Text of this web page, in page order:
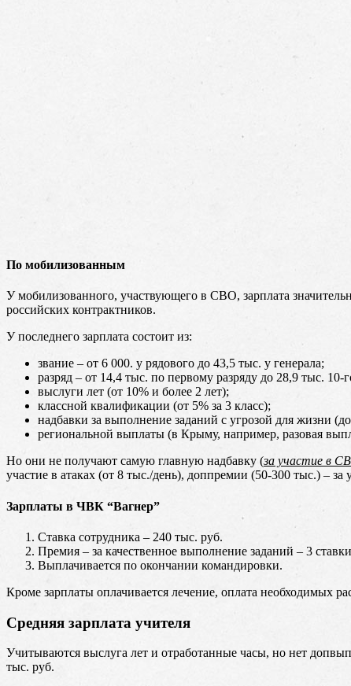
По мобилизованным
У мобилизованного, участвующего в СВО, зарплата
российских контрактников.
У последнего зарплата состоит из:
звание – от 6 000. у рядового до 43,5 тыс. у генерала;
разряд – от 14,4 тыс. по первому разряду до 28,9 тыс.
выслуги лет (от 10% и более 2 лет);
классной квалификации (от 5% за 3 класс);
надбавки за выполнение заданий с угрозой для жизни
региональной выплаты (в Крыму, например, разовая
Но они не получают самую главную надбавку (за участие в
участие в атаках (от 8 тыс./день), доппремии (50-300 тыс.) –
Зарплаты в ЧВК “Вагнер”
Ставка сотрудника – 240 тыс. руб.
Премия – за качественное выполнение заданий – 3
Выплачивается по окончании командировки.
Кроме зарплаты оплачивается лечение, оплата необходимых
Средняя зарплата учителя
Учитываются выслуга лет и отработанные часы, но нет
тыс. руб.